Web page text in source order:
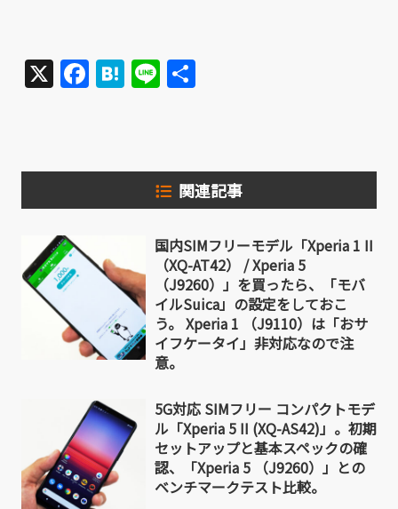
X Facebook
Hatena
Line
関連記事
国内SIMフリーモデル「Xperia 1 II
（XQ-AT42） / Xperia 5
（J9260）」を買ったら、「モバ
イルSuica」の設定をしておこ
う。 Xperia 1 （J9110）は「おサ
イフケータイ」非対応なので注
意。
5G対応 SIMフリー コンパクトモデ
ル「Xperia 5 II (XQ-AS42)」。初期
セットアップと基本スペックの確
認、「Xperia 5 （J9260）」との
ベンチマークテスト比較。